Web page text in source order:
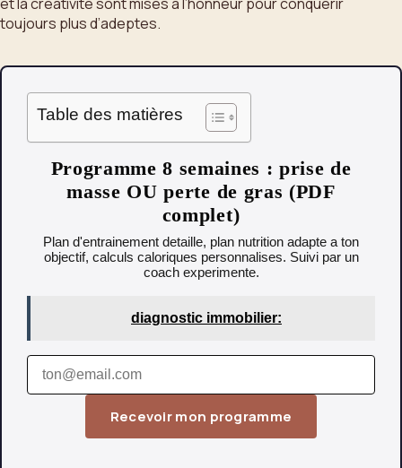
toujours plus d’adeptes.
Table des matières
Programme 8 semaines : prise de
masse OU perte de gras (PDF
complet)
Plan d'entrainement detaille, plan nutrition adapte a ton
objectif, calculs caloriques personnalises. Suivi par un
coach experimente.
diagnostic immobilier:
Recevoir mon programme